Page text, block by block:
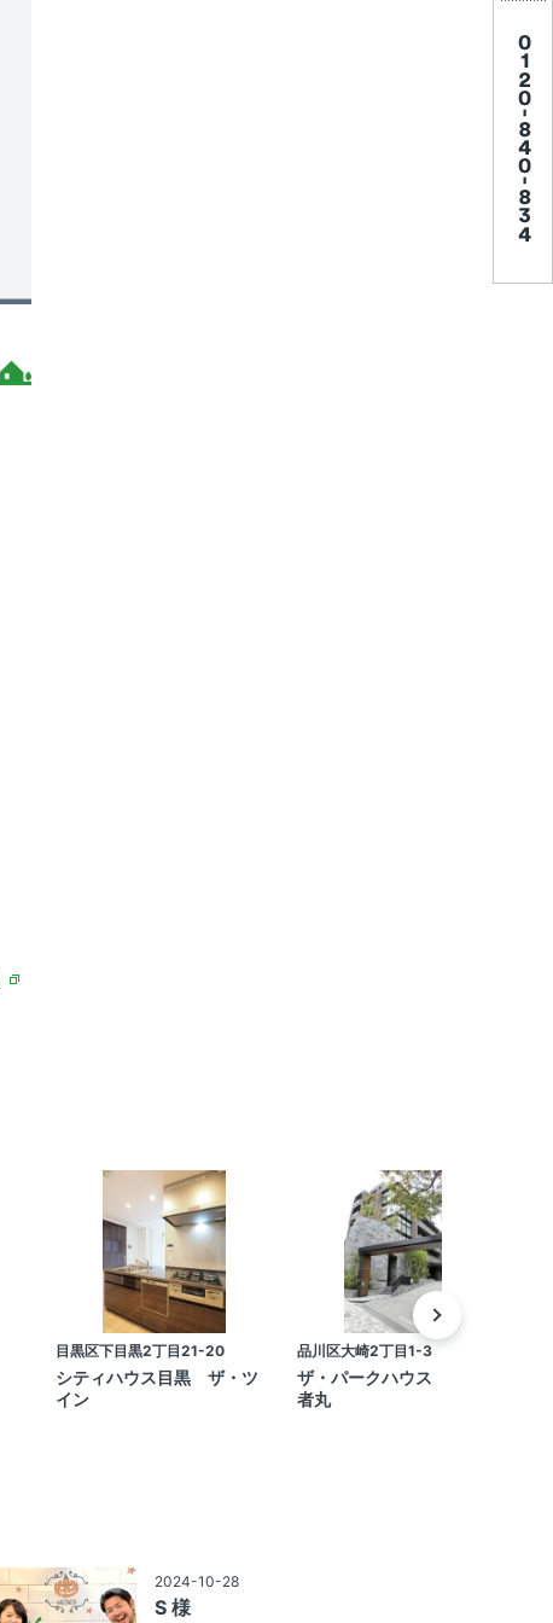
目黒区下目黒2丁目21-20
シティハウス目黒 ザ・ツ
イン
品川区大崎2丁目1-3
ザ・パークハウス 白金長
者丸
2024-10-28
S 様